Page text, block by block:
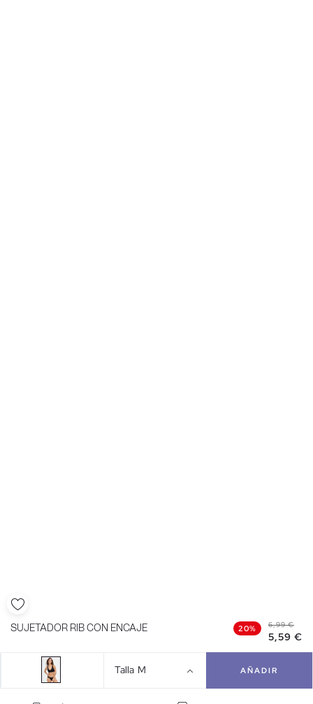
SUJETADOR RIB CON ENCAJE 20% 6,99 €
5,59 €
Talla M AÑADIR